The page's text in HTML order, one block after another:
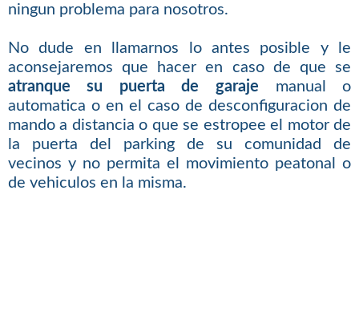
ningun problema para nosotros.
No dude en llamarnos lo antes posible y le
aconsejaremos que hacer en caso de que se
atranque su puerta de garaje manual o
automatica o en el caso de desconfiguracion de
mando a distancia o que se estropee el motor de
la puerta del parking de su comunidad de
vecinos y no permita el movimiento peatonal o
de vehiculos en la misma.